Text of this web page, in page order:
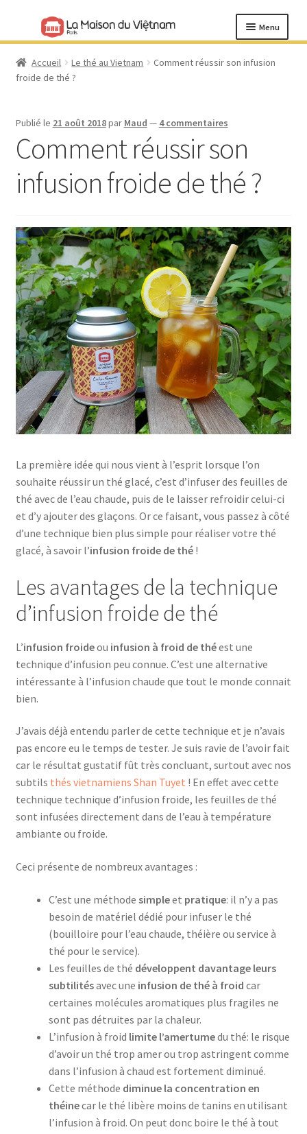
Menu
Café vietnamien
le
Cadeaux
Notre histoire et nos valeurs
Le café au Vietnam
Blog
Accueil Le thé au Vietnam
Comment réussir son infusion
froide de thé ?
Publié le 21 août 2018par Maud — 4 commentaires
Comment réussir son
infusion froide de thé ?
La première idée qui nous vient à l’esprit lorsque l’on
souhaite réussir un thé glacé, c’est d’infuser des feuilles de
thé avec de l’eau chaude, puis de le laisser refroidir celui-ci
et d’y ajouter des glaçons. Or ce faisant, vous passez à côté
d’une technique bien plus simple pour réaliser votre thé
glacé, à savoir l’infusion froide de thé!
Les avantages de la technique
d’infusion froide de thé
L’infusion froideou infusion à froid de théest une
technique d’infusion peu connue. C’est une alternative
intéressante à l’infusion chaude que tout le monde connait
bien.
J’avais déjà entendu parler de cette technique et je n’avais
pas encore eu le temps de tester. Je suis ravie de l’avoir fait
car le résultat gustatif fût très concluant, surtout avec nos
subtils thés vietnamiens Shan Tuyet ! En effet avec cette
technique technique d’infusion froide, les feuilles de thé
sont infusées directement dans de l’eau à température
ambiante ou froide.
Ceci présente de nombreux avantages :
C’est une méthode simpleet pratique: il n’y a pas
besoin de matériel dédié pour infuser le thé
(bouilloire pour l’eau chaude, théière ou service à
thé pour le service).
Les feuilles de thé développent davantage leurs
subtilitésavec une infusion de thé à froid car
certaines molécules aromatiques plus fragiles ne
sont pas détruites par la chaleur.
L’infusion à froid limite l’amertumedu thé: le risque
d’avoir un thé trop amer ou trop astringent comme
dans l’infusion à chaud est fortement diminué.
Cette méthode diminue la concentration en
théinecar le thé libère moins de tanins en utilisant
l’infusion à froid. On peut donc boire le thé à tout